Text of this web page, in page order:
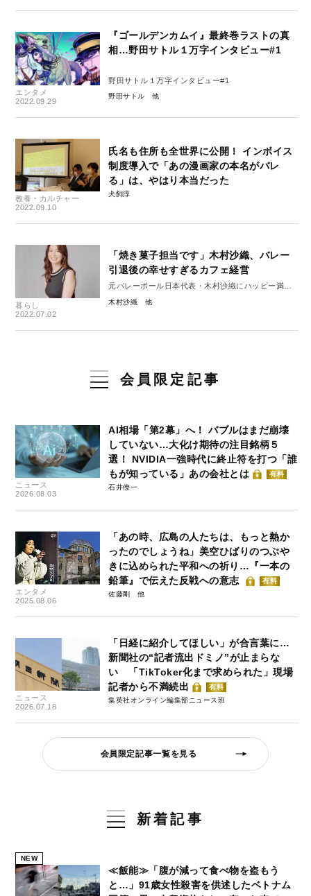
エンタメ
2022.09.29
『ゴールデンカムイ』最終巻ラストの真
相…野田サトル１万字インタビュー#1
野田サトル１万字インタビュー#1
野田サトル
教養・カルチャー
2022.09.10
氏名も住所も全世界に公開！ インボイス
制度導入で「あの漫画家の本名がバレ
る」は、やはり本当だった
犬飼淳
暮らし
2022.07.02
「焼き菓子担当です」木村沙織、バレー
引退後の幸せすぎるカフェ経営
元バレーボール日本代表・木村沙織にハッピー満載
の引退後の生活を聞いてみた
木村沙織
会員限定記事
ニュース
2026.08.03
AI相場「第2幕」へ！ バブルはまだ崩壊
していない…大化け期待の注目銘柄５
選！ NVIDIA一強時代に終止符を打つ「誰
もが知っている」あの会社とは
有料
石井僚一
エンタメ
2025.08.06
「あの時、広島の人たちは、もっと熱か
ったのでしょうね」美空ひばりのつぶや
きに込められた平和への祈り…『一本の
鉛筆』で伝えた反戦への意志
有料
佐藤剛
ニュース
2026.07.18
「日経に紹介してほしい」が合言葉に…
新聞社の“記者流出ドミノ”が止まらな
い 「TikToker化まで求められた」現場
記者から不満続出
有料
集英社オンライン編集部ニュース班
会員限定記事一覧を見る
新着記事
NEW
≪飯能≫「腹が減って食べ物を盗もう
と…」91歳女性殺害を供述したベトナム